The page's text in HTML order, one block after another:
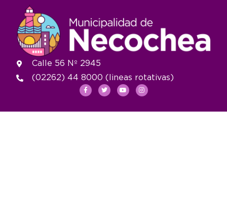
Calle 56 Nº 2945
(02262) 44 8000 (lineas rotativas)